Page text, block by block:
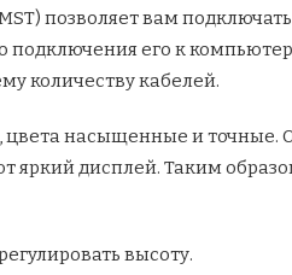
позволяет вам
его к
количеству кабелей.
цвета насыщенные и точные.
яркий дисплей. Таким
высоту.